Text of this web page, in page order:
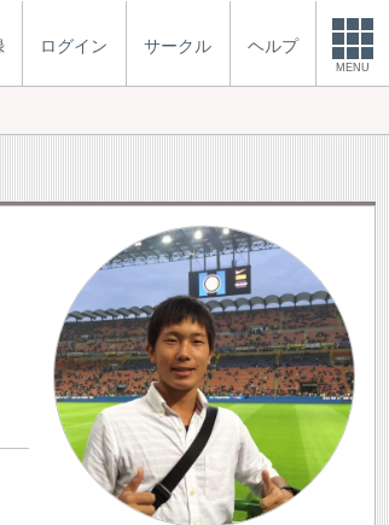
ログイン サークル ヘルプ
MENU